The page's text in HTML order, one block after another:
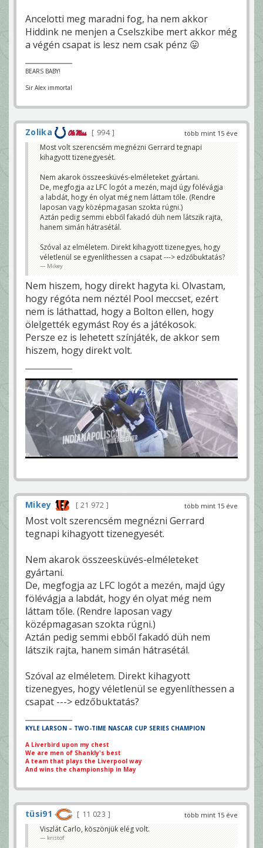
Ancelotti meg maradni fog, ha nem akkor
Hiddink ne menjen a Cselszkibe mert akkor még
a végén csapat is lesz nem csak pénz 😛
BEARS BABY!
Sir Alex immortal
több mint 15 éve
Zolika
994
Most volt szerencsém megnézni Gerrard tegnapi
kihagyott tizenegyesét.
Nem akarok összeesküvés-elméleteket gyártani.
De, megfogja az LFC logót a mezén, majd úgy fölévágja
a labdát, hogy én olyat még nem láttam tőle. (Rendre
laposan vagy középmagasan szokta rúgni.)
Aztán pedig semmi ebből fakadó düh nem látszik rajta,
hanem simán hátrasétál.
Szóval az elméletem. Direkt kihagyott tizenegyes, hogy
véletlenül se egyenlíthessen a csapat ---> edzőbuktatás?
Mikey
Nem hiszem, hogy direkt hagyta ki. Olvastam,
hogy régóta nem néztél Pool meccset, ezért
nem is láthattad, hogy a Bolton ellen, hogy
ölelgették egymást Roy és a játékosok.
Persze ez is lehetett színjáték, de akkor sem
hiszem, hogy direkt volt.
több mint 15 éve
Mikey 21 972
Most volt szerencsém megnézni Gerrard
tegnapi kihagyott tizenegyesét.
Nem akarok összeesküvés-elméleteket
gyártani.
De, megfogja az LFC logót a mezén, majd úgy
fölévágja a labdát, hogy én olyat még nem
láttam tőle. (Rendre laposan vagy
középmagasan szokta rúgni.)
Aztán pedig semmi ebből fakadó düh nem
látszik rajta, hanem simán hátrasétál.
Szóval az elméletem. Direkt kihagyott
tizenegyes, hogy véletlenül se egyenlíthessen a
csapat ---> edzőbuktatás?
KYLE LARSON – TWO-TIME NASCAR CUP SERIES CHAMPION
A Liverbird upon my chest
We are men of Shankly's best
A team that plays the Liverpool way
And wins the championship in May
több mint 15 éve
tüsi91
11 023
Viszlát Carlo, köszönjük elég volt.
kristof